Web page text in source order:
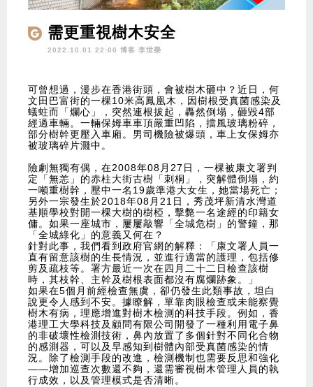
需更重視樹木安全
2022.10.01 22:00 博客 李世榮
可曾想過，漫步在香港街頭，會被樹木砸中？近日，何
文田巴富街的一棵10米高鳳凰木，因樹根受真菌感染及
蟻蛀而「爛心」，突然連根拔起，轟然倒塌，砸毀4部
經過車輛。一輛保姆車車頂嚴重凹陷，擋風玻璃粉碎，
部分樹幹更壓入車廂。男司機險被爆頭，車上女保姆亦
被玻璃碎片濺中。
險劇無獨有偶，在2008年08月27日，一棵被康文署判
定「無恙」的赤柱大街古樹「刺桐」，突解體倒塌，約
一噸重樹幹，壓中一名19歲準港大女生，她當場死亡；
另外一宗發生於2018年08月21日，秀茂坪新清水灣道
基順學校對開一棵大樹的樹椏，擊斃一名途經的印籍女
傭。如果一座城市，屢屢敲響「全城危樹」的警鐘，那
「全城綠化」的意義又何在？
針對此事，我們看到政府官網的解釋：「康文署人員一
直有留意該樹的生長情況，並進行適當的護理，包括修
剪及疏枝等。署方最近一次在四月二十二日檢查該樹
時，其枝幹、主幹及樹根表面都沒有腐爛跡象。」
如果在5個月前經檢查無虞，卻仍發生此類事故，坦白
說更令人感到不安。據瞭解，單靠肉眼檢查或未能察覺
樹木有病，理應增進對樹木檢測的科技手段。例如，香
港理工大學科技及顧問有限公司開發了一種利用電子鼻
的非破壞性檢測技術，鼻內放置了多個針對不同化合物
的感測器，可以及早感知到樹體內部受真菌感染的情
況。除了檢測手段的改進，檢測機制也需要反思和強化
——增加巡查次數還不夠，還需審視樹木管理人員的執
行成效，以及管理模式是否清晰。